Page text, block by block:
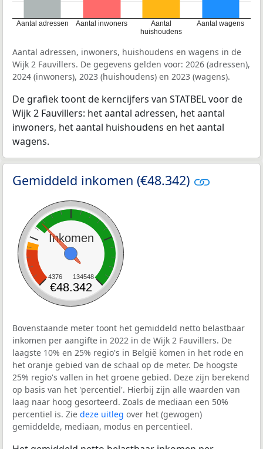
Aantal adressen Aantal inwoners
Aantal
huishoudens
Aantal wagens
Aantal adressen, inwoners, huishoudens en wagens in de
Wijk 2 Fauvillers. De gegevens gelden voor: 2026 (adressen),
2024 (inwoners), 2023 (huishoudens) en 2023 (wagens).
De grafiek toont de kerncijfers van STATBEL voor de
Wijk 2 Fauvillers: het aantal adressen, het aantal
inwoners, het aantal huishoudens en het aantal
wagens.
Gemiddeld inkomen (€48.342)
Inkomen
4376 134548
€48.342
Bovenstaande meter toont het gemiddeld netto belastbaar
inkomen per aangifte in 2022 in de Wijk 2 Fauvillers. De
laagste 10% en 25% regio's in België komen in het rode en
het oranje gebied van de schaal op de meter. De hoogste
25% regio's vallen in het groene gebied. Deze zijn berekend
op basis van het 'percentiel'. Hierbij zijn alle waarden van
laag naar hoog gesorteerd. Zoals de mediaan een 50%
percentiel is. Zie deze uitleg over het (gewogen)
gemiddelde, mediaan, modus en percentieel.